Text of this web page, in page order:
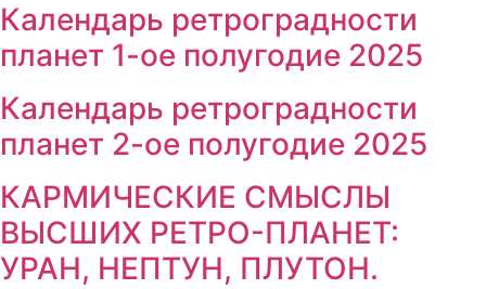
Календарь ретроградности
планет 1-ое полугодие 2025
Календарь ретроградности
планет 2-ое полугодие 2025
КАРМИЧЕСКИЕ СМЫСЛЫ
ВЫСШИХ РЕТРО-ПЛАНЕТ:
УРАН, НЕПТУН, ПЛУТОН.